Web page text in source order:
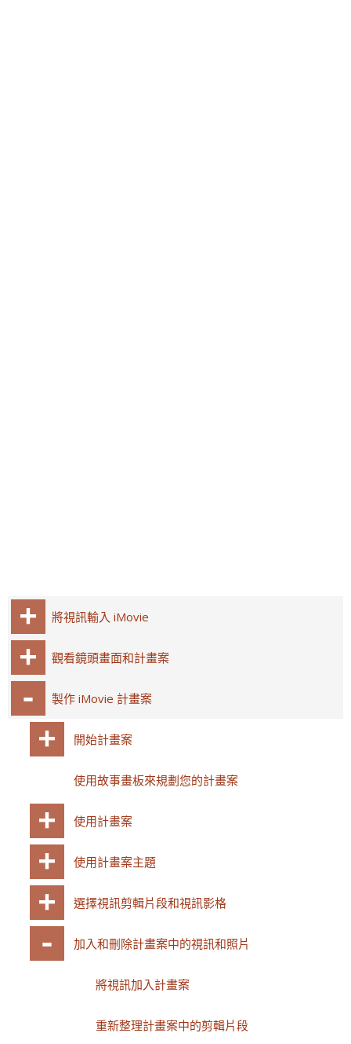
將視訊輸入 iMovie
觀看鏡頭畫面和計畫案
製作 iMovie 計畫案
開始計畫案
使用故事畫板來規劃您的計畫案
使用計畫案
使用計畫案主題
選擇視訊剪輯片段和視訊影格
加入和刪除計畫案中的視訊和照片
將視訊加入計畫案
重新整理計畫案中的剪輯片段